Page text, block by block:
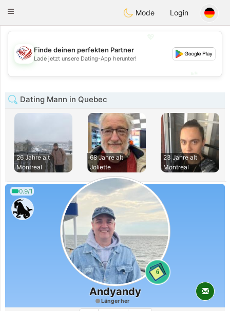
Dating
Toggle
Mode Login
💖
💕
Finde deinen perfekten Partner
Lade jetzt unsere Dating-App herunter!
Dating Mann in Quebec
26 Jahre alt
Montreal
68 Jahre alt
Joliette
23 Jahre alt
Montreal
0.9/1
6
Andyandy
Länger her